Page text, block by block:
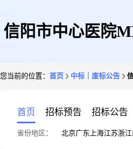
信阳市中心医院
您当前的位置： 首页 中标｜废标公告
首页 招标预告 招标公告
省份地区： 北京广东 上海江苏浙江